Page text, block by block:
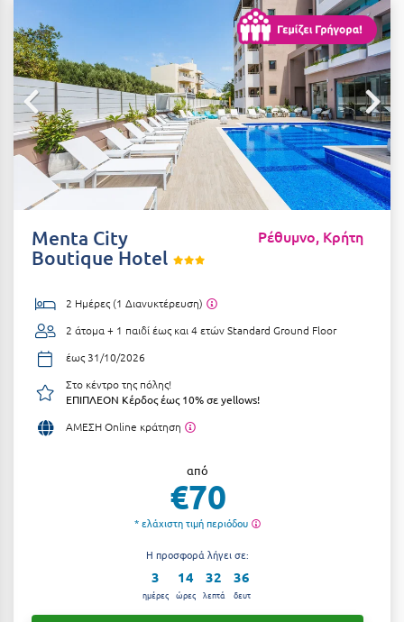
Αλεξανδρούπολη
Αλισσός Αχαΐας
Αλόννησος
Αμαλιάδα
Αμάρυνθος
Αμφίκλεια
Άνδρος
Αντίπαρος
Αράχωβα
Αργολίδα
Διαμονή Μόνο
Πρωινό
Ημιδιατροφή
Ημιδιατροφή + Ποτά
Πλήρης Διατροφή
Ένα Γεύμα
ΤΎΠΟΣ ΚΑΤΑΛΎΜΑΤΟΣ
Ξενοδοχεία 1 Αστέρι
Ξενοδοχεία 2 Αστέρων
Ξενοδοχεία 3 Αστέρων
Ενοικιαζόμενα Δωμάτια
Menta City
Boutique Hotel
Ρέθυμνο, Κρήτη
2 Ημέρες (1 Διανυκτέρευση)
2 άτομα + 1 παιδί έως και 4 ετώνStandard Ground Floor
έως 31/10/2026
Στο κέντρο της πόλης!
ΕΠΙΠΛΕΟΝ Κέρδος έως 10% σε yellows!
ΑΜΕΣΗ Online κράτηση
από
€70
* ελάχιστη τιμή περιόδου
Η προσφορά λήγει σε:
3
ημέρες
14
ώρες
32
λεπτά
35
δευτ